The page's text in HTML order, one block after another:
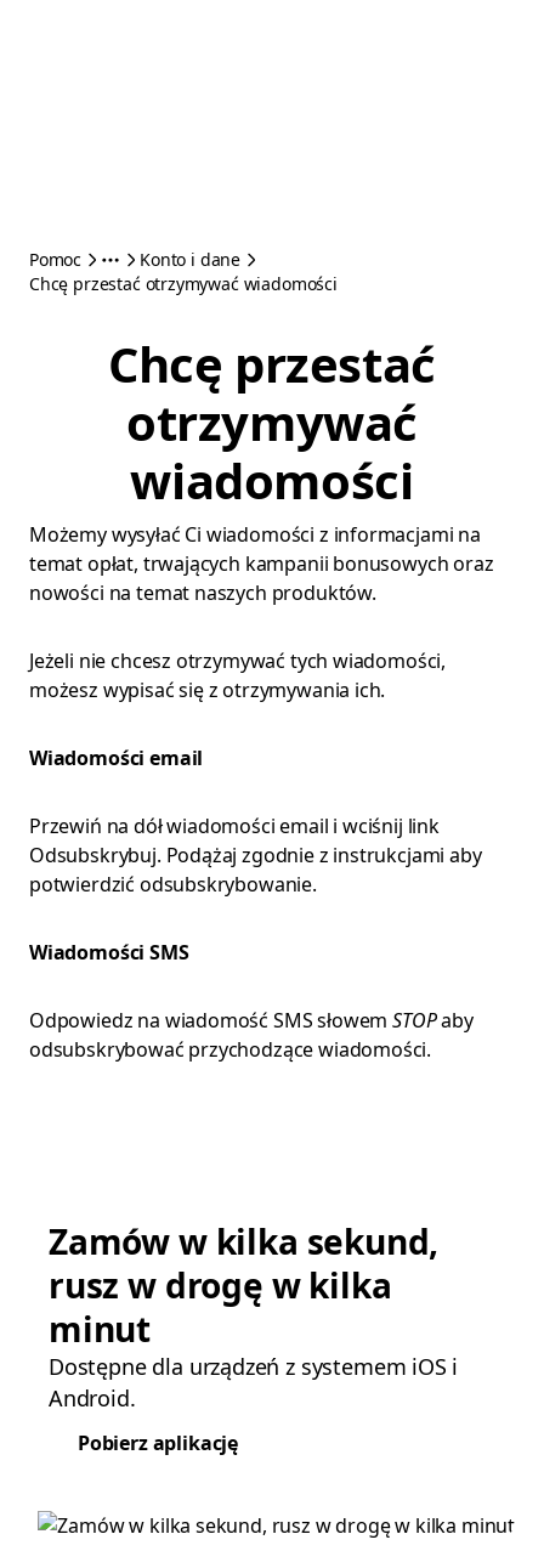
Pomoc
Konto i dane
Chcę przestać otrzymywać wiadomości
Chcę przestać
otrzymywać
wiadomości
Możemy wysyłać Ci wiadomości z informacjami na
temat opłat, trwających kampanii bonusowych oraz
nowości na temat naszych produktów.
Jeżeli nie chcesz otrzymywać tych wiadomości,
możesz wypisać się z otrzymywania ich.
Wiadomości email
Przewiń na dół wiadomości email i wciśnij link
Odsubskrybuj. Podążaj zgodnie z instrukcjami aby
potwierdzić odsubskrybowanie.
Wiadomości SMS
Odpowiedz na wiadomość SMS słowemSTOPaby
odsubskrybować przychodzące wiadomości.
Zamów w kilka sekund,
rusz w drogę w kilka
minut
Dostępne dla urządzeń z systemem iOS i
Android.
Pobierz aplikację